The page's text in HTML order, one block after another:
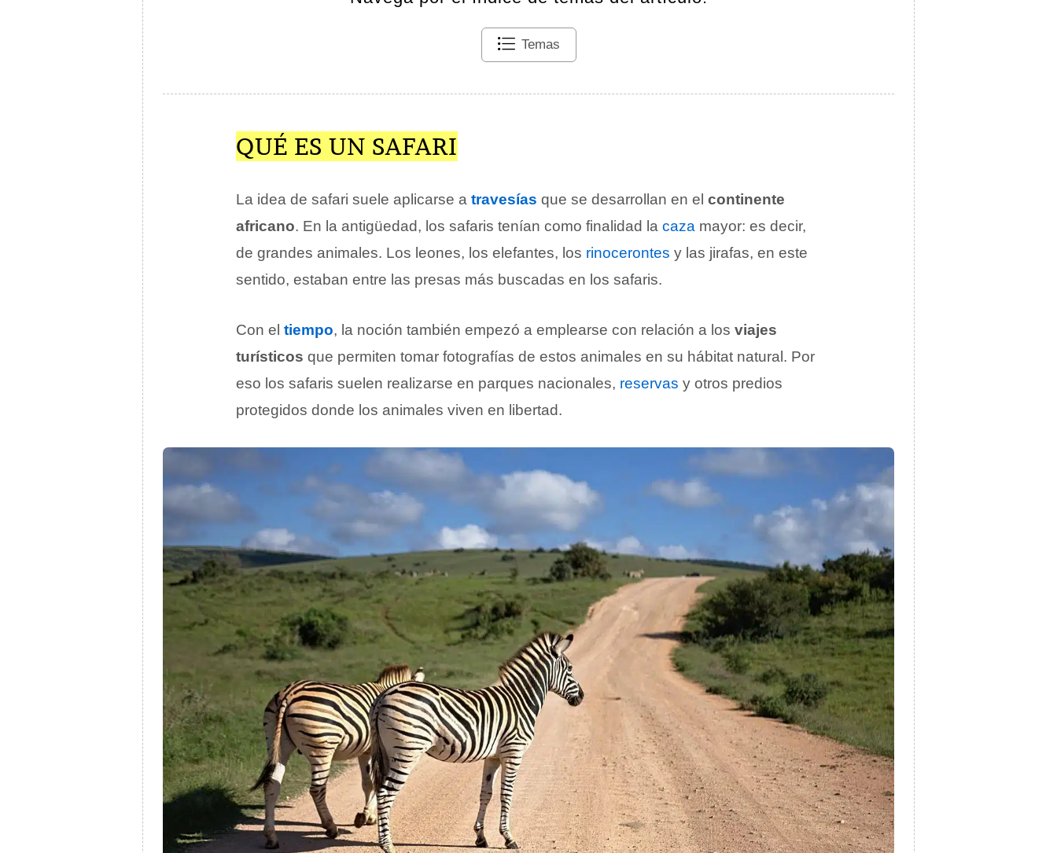
Temas
QUÉ ES UN SAFARI
La idea de safari suele aplicarse a travesías que se desarrollan en el continente
africano. En la antigüedad, los safaris tenían como finalidad la caza mayor: es decir,
de grandes animales. Los leones, los elefantes, los rinocerontes y las jirafas, en este
sentido, estaban entre las presas más buscadas en los safaris.
Con el tiempo, la noción también empezó a emplearse con relación a los viajes
turísticos que permiten tomar fotografías de estos animales en su hábitat natural. Por
eso los safaris suelen realizarse en parques nacionales, reservas y otros predios
protegidos donde los animales viven en libertad.